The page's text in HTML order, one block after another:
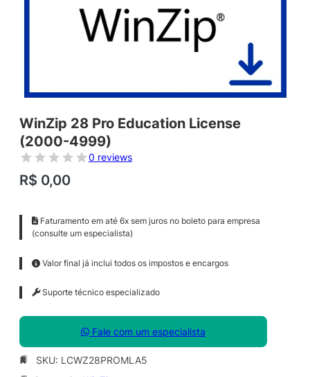
WinZip 28 Pro Education License
(2000-4999)
0 reviews
R$ 0,00
Faturamento em até 6x sem juros no boleto para empresa
(consulte um especialista)
Valor final já inclui todos os impostos e encargos
Suporte técnico especializado
Fale com um especialista
SKU: LCWZ28PROMLA5